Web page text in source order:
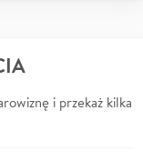
i przekaż kilka